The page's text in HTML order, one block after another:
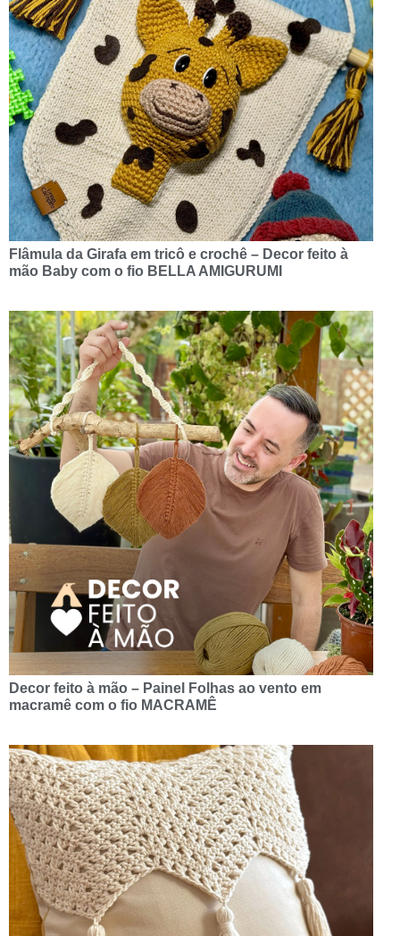
Flâmula da Girafa em tricô e crochê – Decor feito à
mão Baby com o fio BELLA AMIGURUMI
Decor feito à mão – Painel Folhas ao vento em
macramê com o fio MACRAMÊ